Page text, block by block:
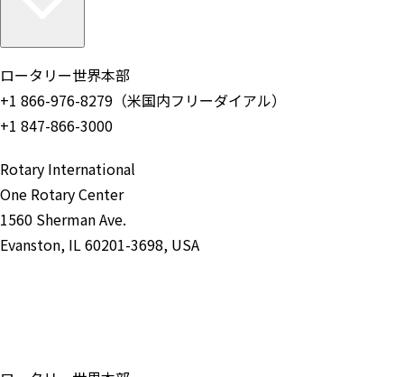
ロータリー世界本部
+1 866-976-8279（米国内フリーダイアル）
+1 847-866-3000
Rotary International
One Rotary Center
1560 Sherman Ave.
Evanston, IL 60201-3698, USA